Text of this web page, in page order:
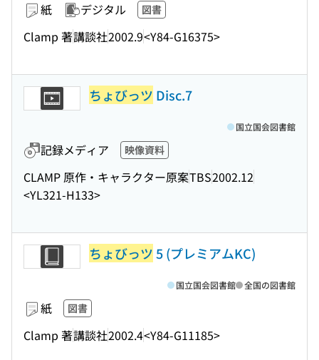
紙 デジタル 図書
Clamp 著講談社2002.9<Y84-G16375>
ちょびっツ Disc.7
記録メディア 映像資料
CLAMP 原作・キャラクター原案TBS2002.12
<YL321-H133>
国立国会図書館
ちょびっツ5 (プレミアムKC)
紙 図書
Clamp 著講談社2002.4<Y84-G11185>
国立国会図書館 全国の図書館